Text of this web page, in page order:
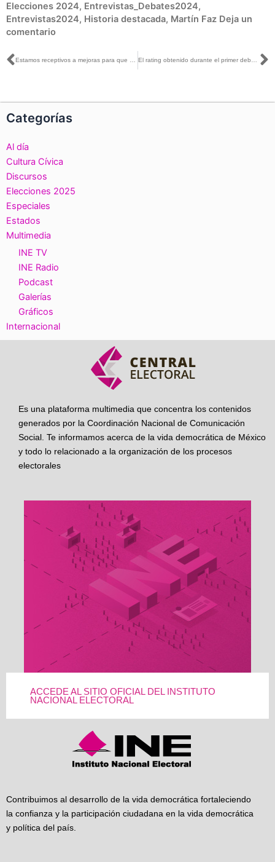
Elecciones 2024, Entrevistas_Debates2024,
Entrevistas2024, Historia destacada, Martín Faz Deja un
comentario
Ant
Categorías
Al día
Cultura Cívica
Discursos
Elecciones 2025
Especiales
Estados
Multimedia
INE TV
INE Radio
Podcast
Galerías
Gráficos
Internacional
Es una plataforma multimedia que concentra los contenidos
generados por la Coordinación Nacional de Comunicación
Social. Te informamos acerca de la vida democrática de México
y todo lo relacionado a la organización de los procesos
electorales
ACCEDE AL SITIO OFICIAL DEL INSTITUTO
NACIONAL ELECTORAL
Contribuimos al desarrollo de la vida democrática fortaleciendo
la confianza y la participación ciudadana en la vida democrática
y política del país.